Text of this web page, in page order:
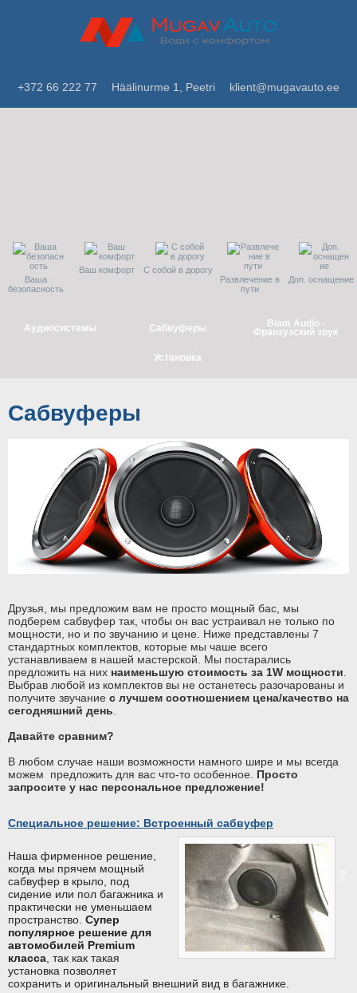
+372 66 222 77 Häälinurme 1, Peetri klient@mugavauto.ee
Ваша
безопасность
Ваш комфорт
С собой в дорогу
Развлечение в
пути
Доп. оснащение
Аудиосистемы Сабвуферы Blam Audio -
Франзузский звук
Установка
Сабвуферы
Друзья, мы предложим вам не просто мощный бас, мы
подберем сабвуфер так, чтобы он вас устраивал не только по
мощности, но и по звучанию и цене. Ниже представлены 7
стандартных комплектов, которые мы чаше всего
устанавливаем в нашей мастерской. Мы постарались
предложить на них наименьшую стоимость за 1W мощности
Выбрав любой из комплектов вы не останетесь разочарованы и
получите звучание с лучшем соотношением цена/качество на
сегодняшний день
Давайте сравним?
В любом случае наши возможности намного шире и мы всегда
можем предложить для вас что-то особенное. Просто
запросите у нас персональное предложение!
Специальное решение: Встроенный сабвуфер
Наша фирменное решение,
когда мы прячем мощный
сабвуфер в крыло, под
сидение или пол багажника и
практически не уменьшаем
пространство. Супер
популярное решение для
автомобилей Premium
класса , так как такая
установка позволяет
сохранить и оригинальный внешний вид в багажнике.